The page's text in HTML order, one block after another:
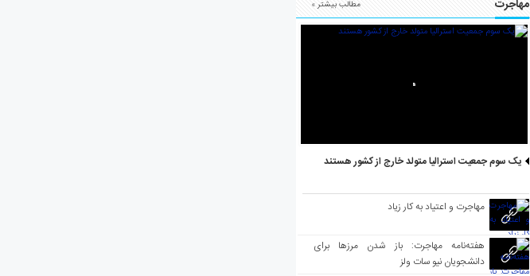
مهاجرت مطالب بیشتر »
یک سوم جمعیت استرالیا متولد خارج از کشور هستند
مهاجرت و اعتیاد به کار زیاد
هفته‌نامه مهاجرت: باز شدن مرزها برای
دانشجویان نیو سات ولز